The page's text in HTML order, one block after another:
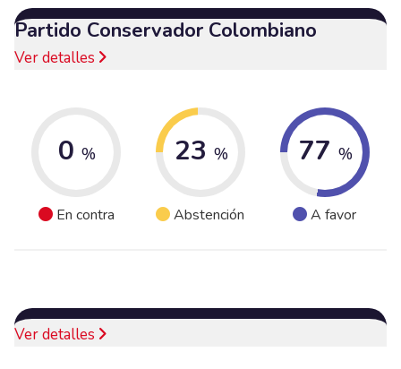
Partido Conservador Colombiano
Ver detalles
0 %
En contra
23 %
Abstención
77 %
A favor
Ver detalles